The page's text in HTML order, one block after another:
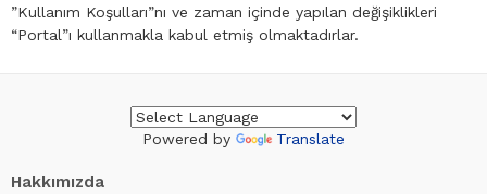
”Kullanım Koşulları”nı ve zaman içinde yapılan değişiklikleri
“Portal”ı kullanmakla kabul etmiş olmaktadırlar.
Powered by Translate
Hakkımızda